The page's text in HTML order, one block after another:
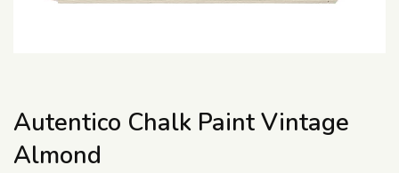
Autentico Chalk Paint Vintage
Almond